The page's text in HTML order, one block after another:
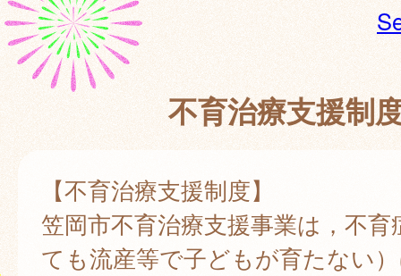
不育治療支援制
【不育治療支援制度】
笠岡市不育治療支援事業は，不育
ても流産等で子どもが育たない